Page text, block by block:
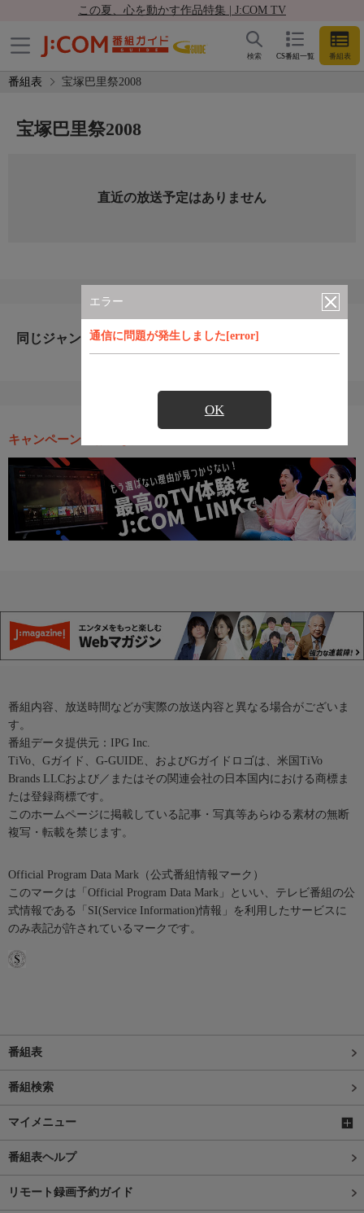
この夏、心を動かす作品特集 | J:COM TV
CS番組一覧 番組表
検索
番組表 宝塚巴里祭2008
エラー
通信に問題が発生しました[error]
OK
宝塚巴里祭2008
直近の放送予定はありません
同じジャンルのおすすめ番組
キャンペーン・お得な情報
番組内容、放送時間などが実際の放送内容と異なる場合がございま
す。
番組データ提供元：IPG Inc.
TiVo、Gガイド、G-GUIDE、およびGガイドロゴは、米国TiVo
Brands LLCおよび／またはその関連会社の日本国内における商標ま
たは登録商標です。
このホームページに掲載している記事・写真等あらゆる素材の無断
複写・転載を禁じます。
Official Program Data Mark（公式番組情報マーク）
このマークは「Official Program Data Mark」といい、テレビ番組の公
式情報である「SI(Service Information)情報」を利用したサービスに
のみ表記が許されているマークです。
番組表
番組検索
マイメニュー
番組表ヘルプ
リモート録画予約ガイド